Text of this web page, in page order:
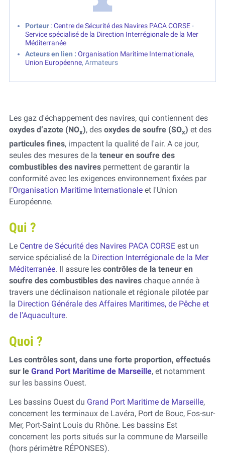
Porteur :Centre de Sécurité des Navires PACA CORSE-
Service spécialisé de la Direction Interrégionale de la Mer
Méditerranée
Acteurs en lien : Organisation Maritime Internationale,
Union Européenne, Armateurs
Les gaz d'échappement des navires, qui contiennent des
oxydes d’azote (NOx), des oxydes de soufre (SOx) et des
particules fines, impactent la qualité de l'air. A ce jour,
seules des mesures de la teneur en soufre des
combustibles des navirespermettent de garantir la
conformité avec les exigences environnement fixées par
l’Organisation Maritime Internationaleet l'Union
Européenne.
Qui ?
Le Centre de Sécurité des Navires PACA CORSEest un
service spécialisé de la Direction Interrégionale de la Mer
Méditerranée. Il assure lescontrôles de la teneur en
soufre des combustibles des navireschaque année à
travers une déclinaison nationale et régionale pilotée par
la Direction Générale des Affaires Maritimes, de Pêche et
de l'Aquaculture.
Quoi ?
Les contrôles sont, dans une forte proportion, effectués
sur le Grand Port Maritime de Marseille, et notamment
sur les bassins Ouest.
Les bassins Ouest du Grand Port Maritime de Marseille,
concernent les terminaux de Lavéra, Port de Bouc, Fos-sur-
Mer, Port-Saint Louis du Rhône. Les bassins Est
concernent les ports situés sur la commune de Marseille
(hors périmètre RÉPONSES).